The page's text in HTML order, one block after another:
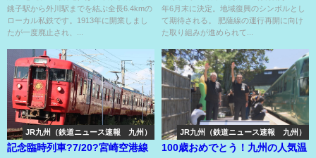
銚子駅から外川駅までを結ぶ全長6.4kmの
ローカル私鉄です。1913年に開業しまし
たが一度廃止され、...
年6月末に決定。地域復興のシンボルとし
て期待される。 肥薩線の運行再開に向け
た取り組みが進められて...
JR九州（鉄道ニュース速報 九州）
記念臨時列車?7/20?宮崎空港線
JR九州（鉄道ニュース速報 九州）
100歳おめでとう！九州の人気温